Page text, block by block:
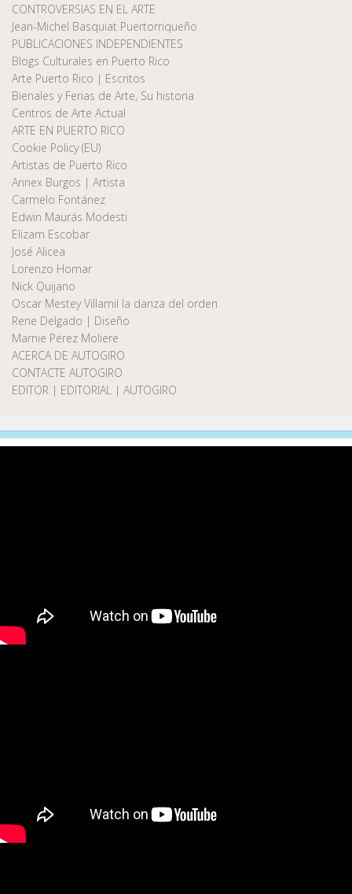
CONTROVERSIAS EN EL ARTE
Jean-Michel Basquiat Puertorriqueño
PUBLICACIONES INDEPENDIENTES
Blogs Culturales en Puerto Rico
Arte Puerto Rico | Escritos
Bienales y Ferias de Arte, Su historia
Centros de Arte Actual
ARTE EN PUERTO RICO
Cookie Policy (EU)
Artistas de Puerto Rico
Annex Burgos | Artista
Carmelo Fontánez
Edwin Maurás Modesti
Elizam Escobar
José Alicea
Lorenzo Homar
Nick Quijano
Oscar Mestey Villamil la danza del orden
Rene Delgado | Diseño
Marnie Pérez Moliere
ACERCA DE AUTOGIRO
CONTACTE AUTOGIRO
EDITOR | EDITORIAL | AUTOGIRO